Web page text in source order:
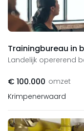
Trainingbureau in
Landelijk opererend
€ 100.000 omzet
Krimpenerwaard